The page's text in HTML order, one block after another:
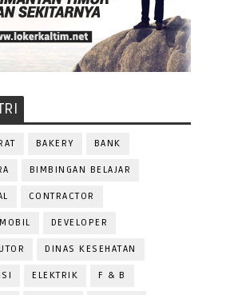
BAKERY BANK
BIMBINGAN BELAJAR
CONTRACTOR
DEVELOPER
DINAS KESEHATAN
ELEKTRIK F & B